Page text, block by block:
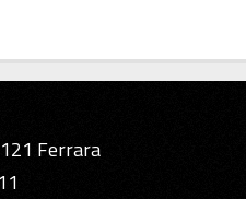
Ferrara